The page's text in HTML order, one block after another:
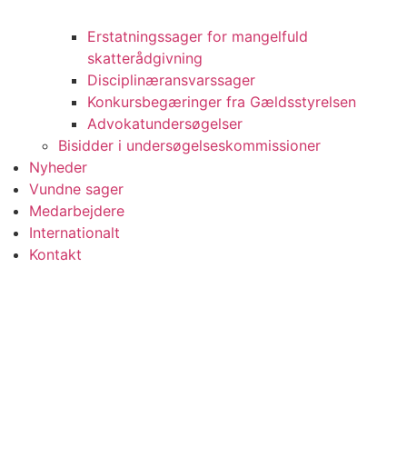
Erstatningssager for mangelfuld
skatterådgivning
Disciplinæransvarssager
Konkursbegæringer fra Gældsstyrelsen
Advokatundersøgelser
Bisidder i undersøgelseskommissioner
Nyheder
Vundne sager
Medarbejdere
Internationalt
Kontakt